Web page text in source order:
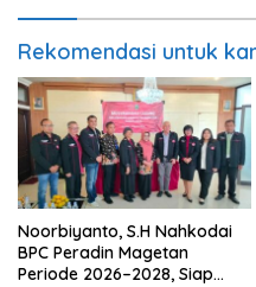
Rekomendasi untuk
Noorbiyanto, S.H Nahkodai
BPC Peradin Magetan
Periode 2026–2028, Siap